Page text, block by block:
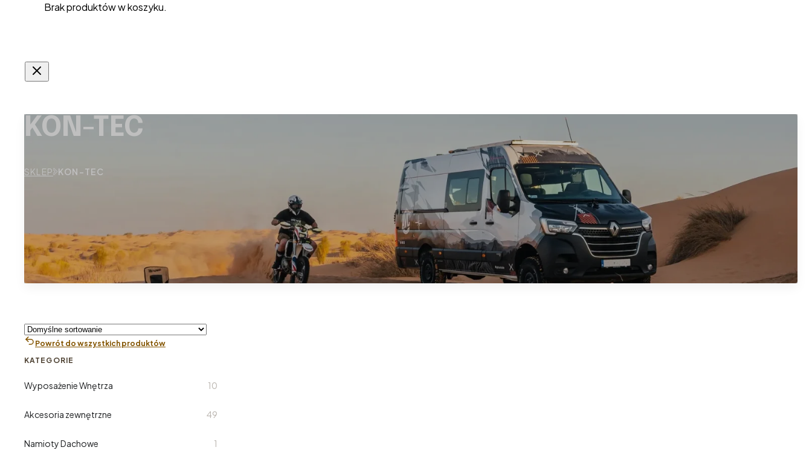
Brak produktów w koszyku.
KON-TEC
SKLEP KON-TEC
Powrót do wszystkich produktów
KATEGORIE
Wyposażenie Wnętrza 10
Akcesoria zewnętrzne 49
Namioty Dachowe 1